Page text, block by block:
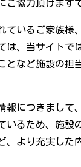
ご協力頂けます
ているご家族様
は、当サイトで
となど施設の担
報につきまして
いるため、施設
、より充実した